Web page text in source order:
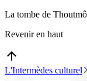
La tombe de
Revenir en haut
L'Intermèdes culturel